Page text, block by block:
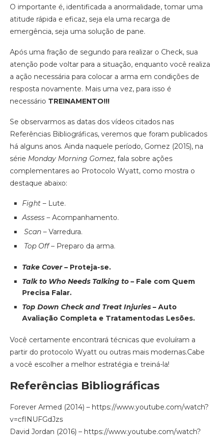
O importante é, identificada a anormalidade, tomar uma
atitude ​rápida e eficaz​, seja ela uma recarga de
emergência, seja uma solução de pane.
Após uma fração de segundo para realizar o Check, sua
atenção pode voltar para a situação, enquanto você realiza
a ação necessária para colocar a arma em condições de
resposta novamente. Mais uma vez, para isso é
necessário ​ TREINAMENTO!!!
Se observarmos as datas dos vídeos citados nas
Referências Bibliográficas, veremos que foram publicados
há alguns anos. Ainda naquele período, Gomez (2015), na
série ​ Monday Morning Gomez​, fala sobre ações
complementares ao Protocolo Wyatt, como mostra o
destaque abaixo:
Fight ​ – Lute.
Assess ​ – Acompanhamento.
Scan ​ – Varredura.
Top Off​ – Preparo da arma.
Take Cover​– Proteja-se.
Talk to Who Needs Talking to – Fale com Quem
Precisa Falar.
Top Down Check and Treat Injuries – Auto
Avaliação Completa e Tratamentodas Lesões.
Você certamente encontrará técnicas que evoluíram a
partir do protocolo Wyatt ou outras mais modernas.Cabe
a você escolher a melhor estratégia e treiná-la!
Referências Bibliográficas
Forever Armed (2014) – ​https://www.youtube.com/watch?
v=cfINUFGdJzs
David Jordan (2016) – ​https://www.youtube.com/watch?